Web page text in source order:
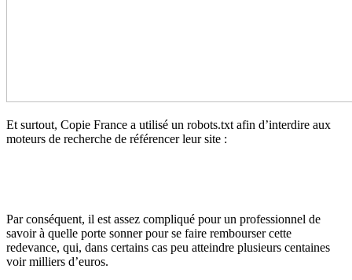
Et surtout, Copie France a utilisé un robots.txt afin d’interdire aux
moteurs de recherche de référencer leur site :
Par conséquent, il est assez compliqué pour un professionnel de
savoir à quelle porte sonner pour se faire rembourser cette
redevance, qui, dans certains cas peu atteindre plusieurs centaines
voir milliers d’euros.